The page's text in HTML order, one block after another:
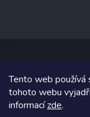
Tento web používá
tohoto webu
informacízde.
Copyright 2026
Grafický návrh